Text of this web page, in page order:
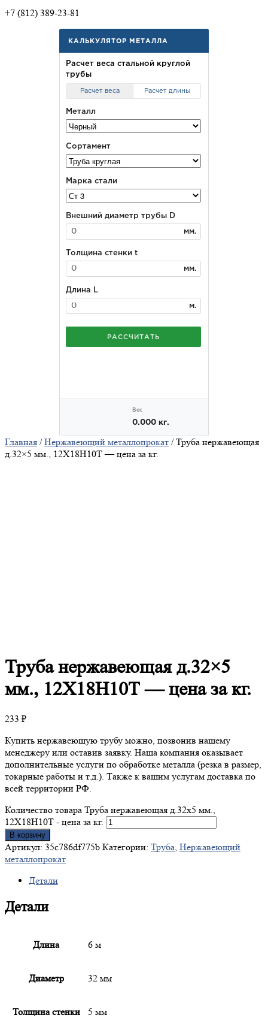
+7 (812) 389-23-81
Главная /Нержавеющий металлопрокат / Труба нержавеющая
д.32×5 мм., 12Х18Н10Т — цена за кг.
Трубанержавеющая д.32×5
мм., 12Х18Н10Т — цена за кг.
233 ₽
Купить нержавеющую трубу можно, позвонив нашему
менеджеру или оставив заявку. Наша компания оказывает
дополнительные услуги по обработке металла (резка в размер,
токарные работы и т.д.). Также к вашим услугам доставка по
всей территории РФ.
Количество товара Труба нержавеющая д.32x5 мм.,
12Х18Н10Т - цена за кг.
В корзину
Артикул: 35c786df775b Категории: Труба, Нержавеющий
металлопрокат
Детали
Детали
Длина 6 м
Диаметр 32 мм
Толщина стенки 5 мм